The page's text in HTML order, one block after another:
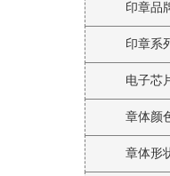
印章品
印章系
电子芯
章体颜
章体形